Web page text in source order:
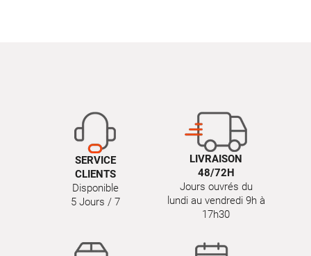
SERVICE
CLIENTS
Disponible
5 Jours / 7
LIVRAISON
48/72H
Jours ouvrés du
lundi au vendredi 9h à
17h30